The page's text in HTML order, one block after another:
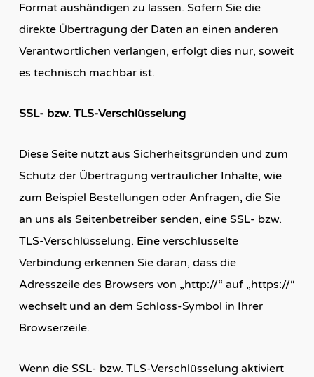
Format aushändigen zu lassen. Sofern Sie die
direkte Übertragung der Daten an einen anderen
Verantwortlichen verlangen, erfolgt dies nur, soweit
es technisch machbar ist.
SSL- bzw. TLS-Verschlüsselung
Diese Seite nutzt aus Sicherheitsgründen und zum
Schutz der Übertragung vertraulicher Inhalte, wie
zum Beispiel Bestellungen oder Anfragen, die Sie
an uns als Seitenbetreiber senden, eine SSL- bzw.
TLS-Verschlüsselung. Eine verschlüsselte
Verbindung erkennen Sie daran, dass die
Adresszeile des Browsers von „http://“ auf „https://“
wechselt und an dem Schloss-Symbol in Ihrer
Browserzeile.
Wenn die SSL- bzw. TLS-Verschlüsselung aktiviert